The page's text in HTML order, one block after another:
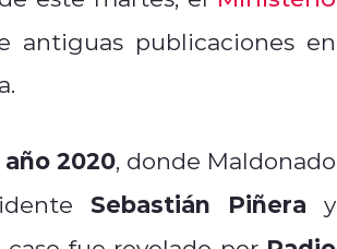
antiguas publicaciones en
2020, donde Maldonado
Sebastián Piñera y